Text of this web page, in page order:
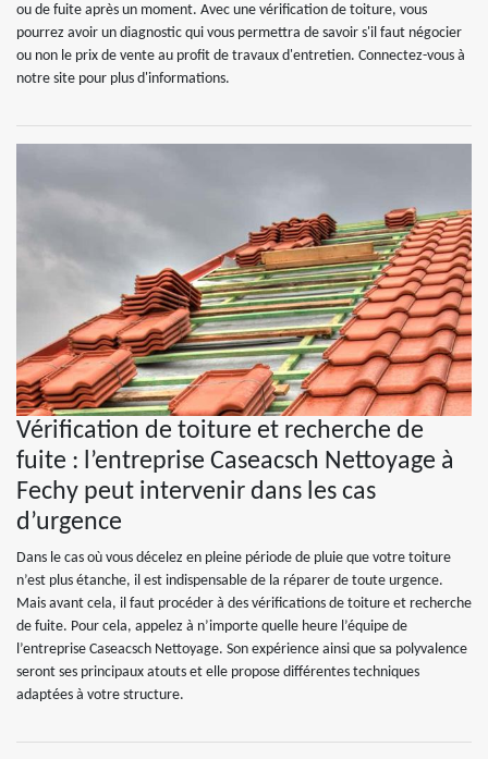
ou de fuite après un moment. Avec une vérification de toiture, vous
pourrez avoir un diagnostic qui vous permettra de savoir s'il faut négocier
ou non le prix de vente au profit de travaux d'entretien. Connectez-vous à
notre site pour plus d'informations.
Vérification de toiture et recherche de
fuite : l’entreprise Caseacsch Nettoyage à
Fechy peut intervenir dans les cas
d’urgence
Dans le cas où vous décelez en pleine période de pluie que votre toiture
n’est plus étanche, il est indispensable de la réparer de toute urgence.
Mais avant cela, il faut procéder à des vérifications de toiture et recherche
de fuite. Pour cela, appelez à n’importe quelle heure l’équipe de
l’entreprise Caseacsch Nettoyage. Son expérience ainsi que sa polyvalence
seront ses principaux atouts et elle propose différentes techniques
adaptées à votre structure.